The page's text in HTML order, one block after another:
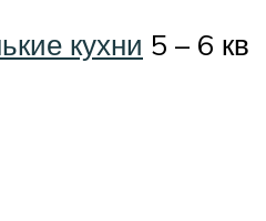
кухни 5 – 6 кв